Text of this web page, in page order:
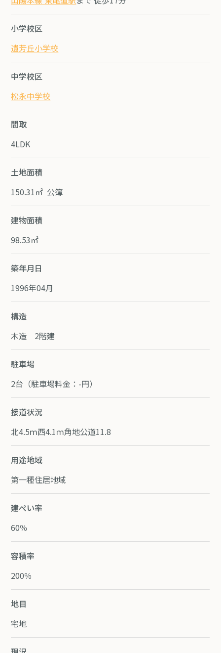
小学校区
遺芳丘小学校
中学校区
松永中学校
間取
4LDK
土地面積
150.31㎡ 公簿
建物面積
98.53㎡
築年月日
1996年04月
構造
木造 2階建
駐車場
2台（駐車場料金：-円）
接道状況
北4.5ｍ西4.1ｍ角地公道11.8
用途地域
第一種住居地域
建ぺい率
60％
容積率
200％
地目
宅地